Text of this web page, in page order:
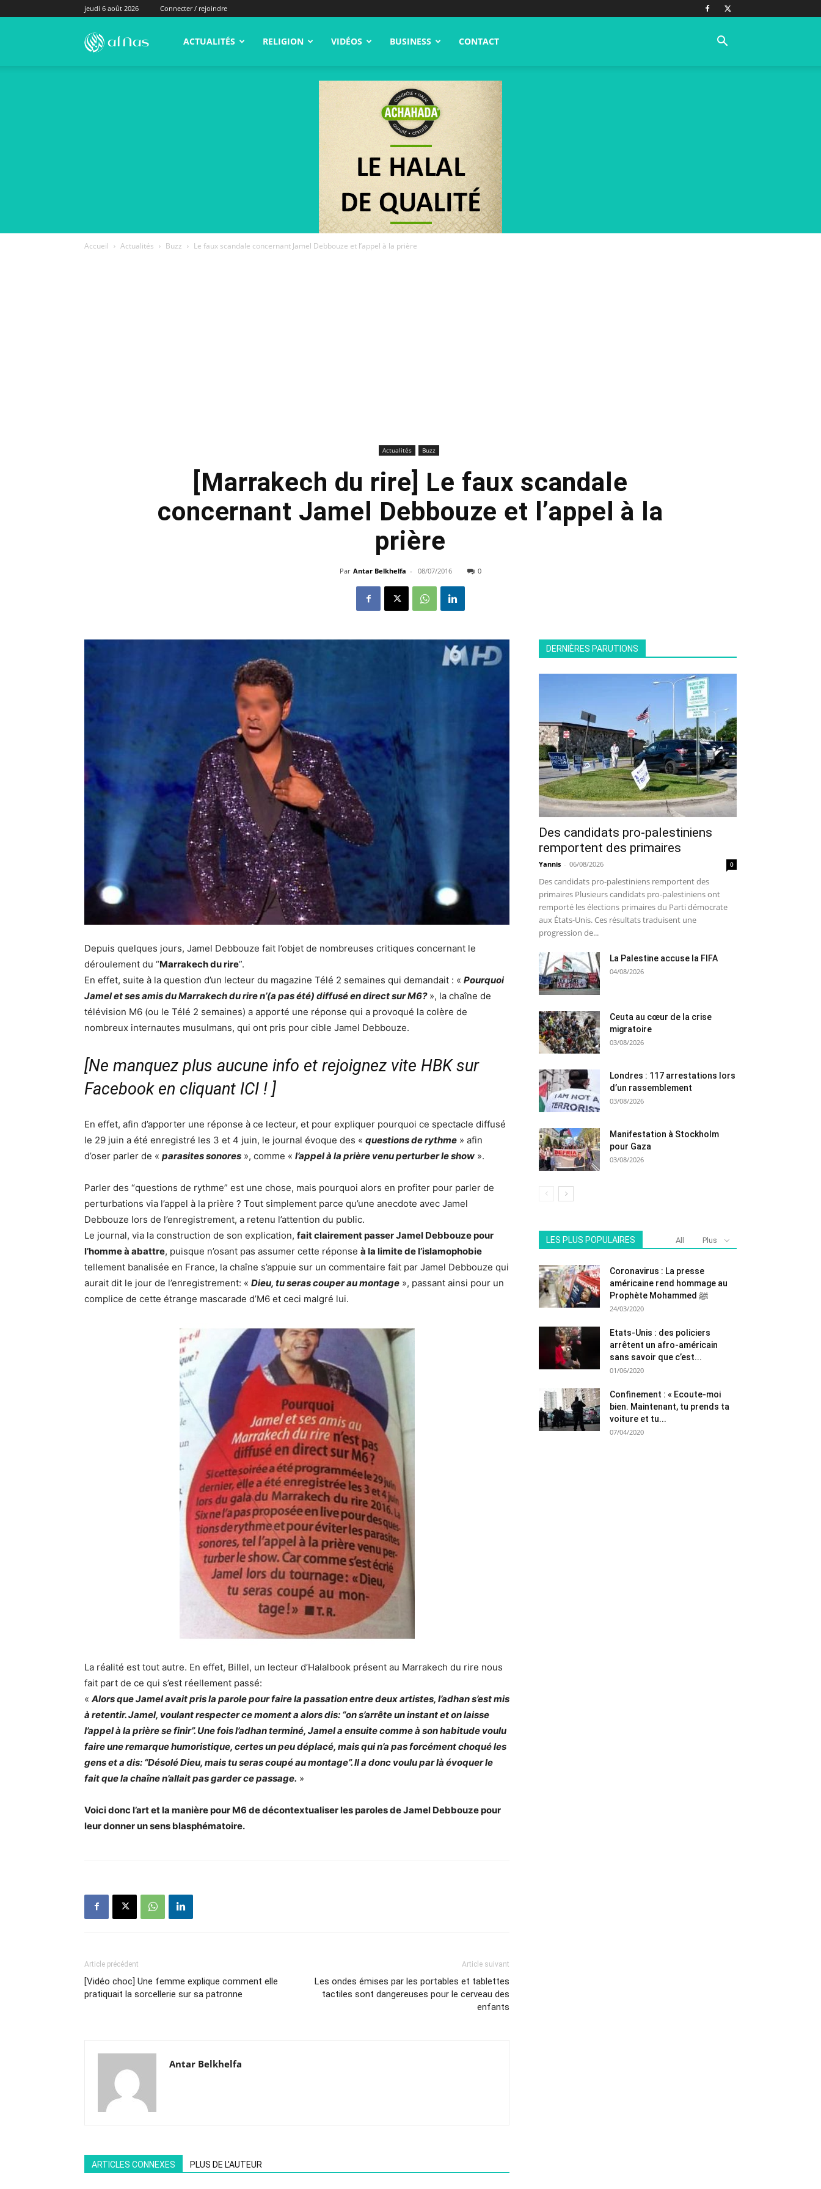
jeudi 6 août 2026 Connecter / rejoindre
alNas.fr ACTUALITÉS RELIGION VIDÉOS BUSINESS CONTACT
Accueil Actualités Buzz Le faux scandale concernant Jamel Debbouze et l’appel à la prière
Actualités Buzz
[Marrakech du rire] Le faux scandale
concernant Jamel Debbouze et l’appel à la
prière
Par Antar Belkhelfa - 08/07/2016 0
Depuis quelques jours, Jamel Debbouze fait l’objet de nombreuses critiques concernant le
déroulement du “Marrakech du rire”.
En effet, suite à la question d’un lecteur du magazine Télé 2 semaines qui demandait : « Pourquoi
Jamel et ses amis du Marrakech du rire n’(a pas été) diffusé en direct sur M6? », la chaîne de
télévision M6 (ou le Télé 2 semaines) a apporté une réponse qui a provoqué la colère de
nombreux internautes musulmans, qui ont pris pour cible Jamel Debbouze.
[Ne manquez plus aucune info et rejoignez vite HBK sur
Facebook en cliquant ICI ! ]
En effet, afin d’apporter une réponse à ce lecteur, et pour expliquer pourquoi ce spectacle diffusé
le 29 juin a été enregistré les 3 et 4 juin, le journal évoque des « questions de rythme » afin
d’oser parler de « parasites sonores », comme « l’appel à la prière venu perturber le show ».
Parler des “questions de rythme” est une chose, mais pourquoi alors en profiter pour parler de
perturbations via l’appel à la prière ? Tout simplement parce qu’une anecdote avec Jamel
Debbouze lors de l’enregistrement, a retenu l’attention du public.
Le journal, via la construction de son explication, fait clairement passer Jamel Debbouze pour
l’homme à abattre, puisque n’osant pas assumer cette réponse à la limite de l’islamophobie
tellement banalisée en France, la chaîne s’appuie sur un commentaire fait par Jamel Debbouze qui
aurait dit le jour de l’enregistrement: « Dieu, tu seras couper au montage », passant ainsi pour un
complice de cette étrange mascarade d’M6 et ceci malgré lui.
La réalité est tout autre. En effet, Billel, un lecteur d’Halalbook présent au Marrakech du rire nous
fait part de ce qui s’est réellement passé:
« Alors que Jamel avait pris la parole pour faire la passation entre deux artistes, l’adhan s’est mis
à retentir. Jamel, voulant respecter ce moment a alors dis: “on s’arrête un instant et on laisse
l’appel à la prière se finir”. Une fois l’adhan terminé, Jamel a ensuite comme à son habitude voulu
faire une remarque humoristique, certes un peu déplacé, mais qui n’a pas forcément choqué les
gens et a dis: “Désolé Dieu, mais tu seras coupé au montage”. Il a donc voulu par là évoquer le
fait que la chaîne n’allait pas garder ce passage. »
Voici donc l’art et la manière pour M6 de décontextualiser les paroles de Jamel Debbouze pour
leur donner un sens blasphématoire.
Article précédent
[Vidéo choc] Une femme explique comment elle
pratiquait la sorcellerie sur sa patronne
Article suivant
Les ondes émises par les portables et tablettes
tactiles sont dangereuses pour le cerveau des
enfants
Antar Belkhelfa
ARTICLES CONNEXES PLUS DE L'AUTEUR
DERNIÈRES PARUTIONS
Des candidats pro-palestiniens
remportent des primaires
Yannis - 06/08/2026 0
Des candidats pro-palestiniens remportent des
primaires Plusieurs candidats pro-palestiniens ont
remporté les élections primaires du Parti démocrate
aux États-Unis. Ces résultats traduisent une
progression de...
La Palestine accuse la FIFA
04/08/2026
Ceuta au cœur de la crise
migratoire
03/08/2026
Londres : 117 arrestations lors
d’un rassemblement
03/08/2026
Manifestation à Stockholm
pour Gaza
03/08/2026
LES PLUS POPULAIRES All Plus
Coronavirus : La presse
américaine rend hommage au
Prophète Mohammed ﷺ
24/03/2020
Etats-Unis : des policiers
arrêtent un afro-américain
sans savoir que c’est...
01/06/2020
Confinement : « Ecoute-moi
bien. Maintenant, tu prends ta
voiture et tu...
07/04/2020